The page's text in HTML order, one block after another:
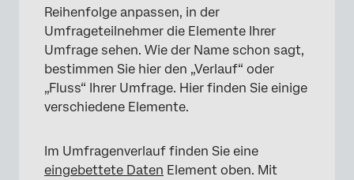
Reihenfolge anpassen, in der
Umfrageteilnehmer die Elemente Ihrer
Umfrage sehen. Wie der Name schon sagt,
bestimmen Sie hier den „Verlauf“ oder
„Fluss“ Ihrer Umfrage. Hier finden Sie einige
verschiedene Elemente.
Im Umfragenverlauf finden Sie eine
eingebettete Daten Element oben. Mit